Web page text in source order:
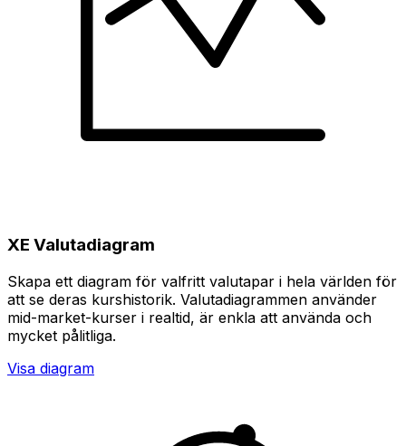
XE Valutadiagram
Skapa ett diagram för valfritt valutapar i hela världen för
att se deras kurshistorik. Valutadiagrammen använder
mid-market-kurser i realtid, är enkla att använda och
mycket pålitliga.
Visa diagram